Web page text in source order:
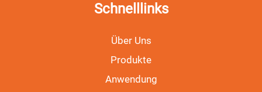
Schnelllinks
Über Uns
Produkte
Anwendung